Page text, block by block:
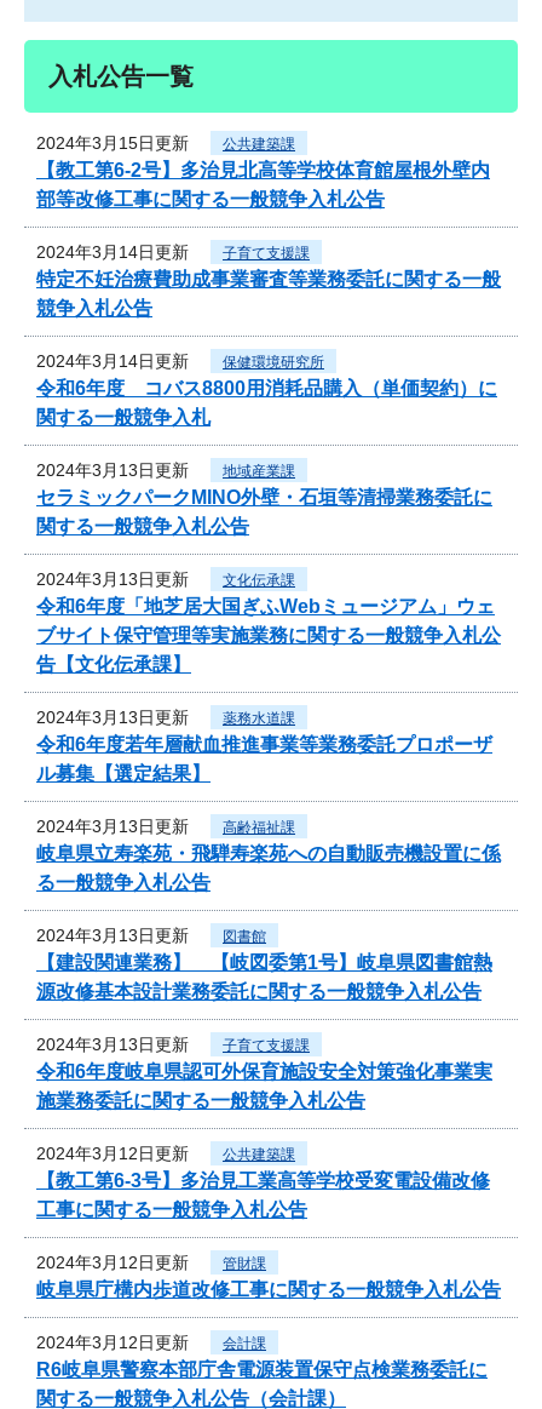
入札公告一覧
2024年3月15日更新 公共建築課
【教工第6-2号】多治見北高等学校体育館屋根外壁内
部等改修工事に関する一般競争入札公告
2024年3月14日更新 子育て支援課
特定不妊治療費助成事業審査等業務委託に関する一般
競争入札公告
2024年3月14日更新 保健環境研究所
令和6年度 コバス8800用消耗品購入（単価契約）に
関する一般競争入札
2024年3月13日更新 地域産業課
セラミックパークMINO外壁・石垣等清掃業務委託に
関する一般競争入札公告
2024年3月13日更新 文化伝承課
令和6年度「地芝居大国ぎふWebミュージアム」ウェ
ブサイト保守管理等実施業務に関する一般競争入札公
告【文化伝承課】
2024年3月13日更新 薬務水道課
令和6年度若年層献血推進事業等業務委託プロポーザ
ル募集【選定結果】
2024年3月13日更新 高齢福祉課
岐阜県立寿楽苑・飛騨寿楽苑への自動販売機設置に係
る一般競争入札公告
2024年3月13日更新 図書館
【建設関連業務】 【岐図委第1号】岐阜県図書館熱
源改修基本設計業務委託に関する一般競争入札公告
2024年3月13日更新 子育て支援課
令和6年度岐阜県認可外保育施設安全対策強化事業実
施業務委託に関する一般競争入札公告
2024年3月12日更新 公共建築課
【教工第6-3号】多治見工業高等学校受変電設備改修
工事に関する一般競争入札公告
2024年3月12日更新 管財課
岐阜県庁構内歩道改修工事に関する一般競争入札公告
2024年3月12日更新 会計課
R6岐阜県警察本部庁舎電源装置保守点検業務委託に
関する一般競争入札公告（会計課）